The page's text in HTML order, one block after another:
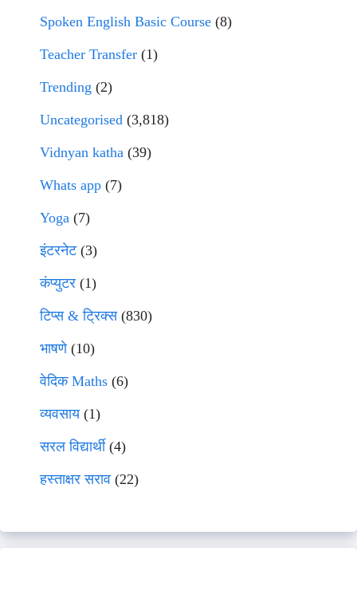
Spoken English Basic Course (8)
Teacher Transfer (1)
Trending (2)
Uncategorised (3,818)
Vidnyan katha (39)
Whats app (7)
Yoga (7)
इंटरनेट(3)
कंप्युटर (1)
टिप्स & ट्रिक्स(830)
भाषणे(10)
वेदिक Maths (6)
व्यवसाय(1)
सरल विद्यार्थी(4)
हस्ताक्षर सराव (22)